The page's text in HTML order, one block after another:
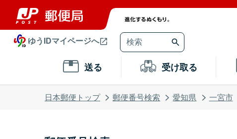
ゆうIDマイページへ
送る 受け取る
日本郵便トップ 郵便番号検索 愛知県 一宮市